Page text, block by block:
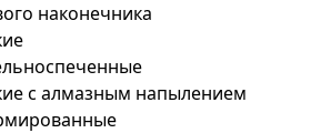
наконечника
с алмазным напылением